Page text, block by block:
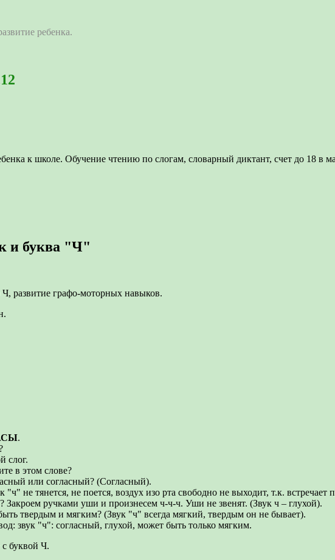
ребенка.
к школе. Обучение чтению по слогам, словарный диктант, счет до 18 в
и буква "Ч"
Ч, развитие графо-моторных навыков.
.
слог.
в этом слове?
или согласный? (Согласный).
не тянется, не поется, воздух изо рта свободно не выходит, т.к. встречает
Закроем ручками уши и произнесем ч-ч-ч. Уши не звенят. (Звук ч – глухой).
твердым и мягким? (Звук "ч" всегда мягкий, твердым он не бывает).
звук "ч": согласный, глухой, может быть только мягким.
с буквой Ч.